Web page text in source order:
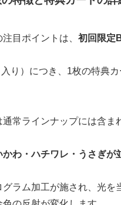
目ポイントは、 初回限定
り）につき、1枚の特典カ
通常ラインナップには含ま
かわ・ハチワレ・うさぎが
ラム加工が施され、光を